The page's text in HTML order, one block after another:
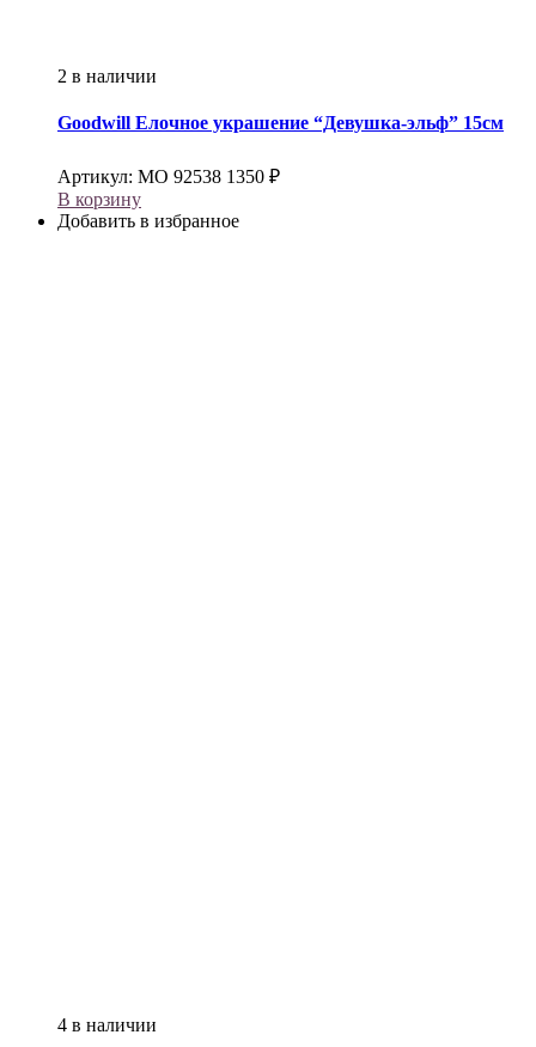
2 в наличии
Goodwill Елочное украшение “Девушка-эльф” 15см
Артикул: МО 92538 1350 ₽
В корзину
Добавить в избранное
4 в наличии